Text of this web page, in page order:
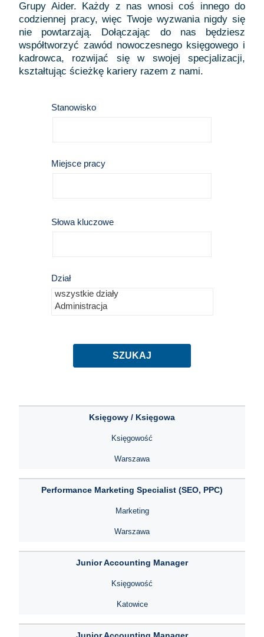
Grupy Aider. Każdy z nas wnosi coś innego do
codziennej pracy, więc Twoje wyzwania nigdy się
nie powtarzają. Dołączając do nas będziesz
współtworzyć zawód nowoczesnego księgowego i
kadrowca, rozwijać się w swojej specjalizacji,
kształtując ścieżkę kariery razem z nami.
Stanowisko
Miejsce pracy
Słowa kluczowe
Dział
Księgowy / Księgowa
Księgowość
Warszawa
Performance Marketing Specialist (SEO, PPC)
Marketing
Warszawa
Junior Accounting Manager
Księgowość
Katowice